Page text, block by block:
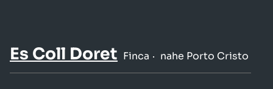
Es Coll Doret Finca nahe Porto Cristo